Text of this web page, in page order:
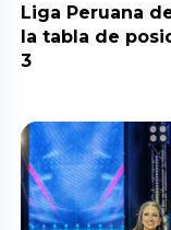
Liga Peruana
la tabla de
3